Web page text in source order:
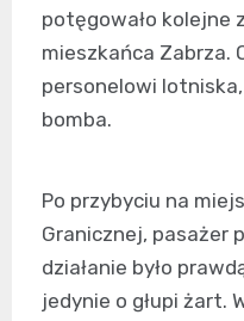
potęgowało kolejne
mieszkańca Zabrza.
personelowi
bomba.
Po przybyciu na
Granicznej, pasażer
działanie było
jedynie o głupi żart.